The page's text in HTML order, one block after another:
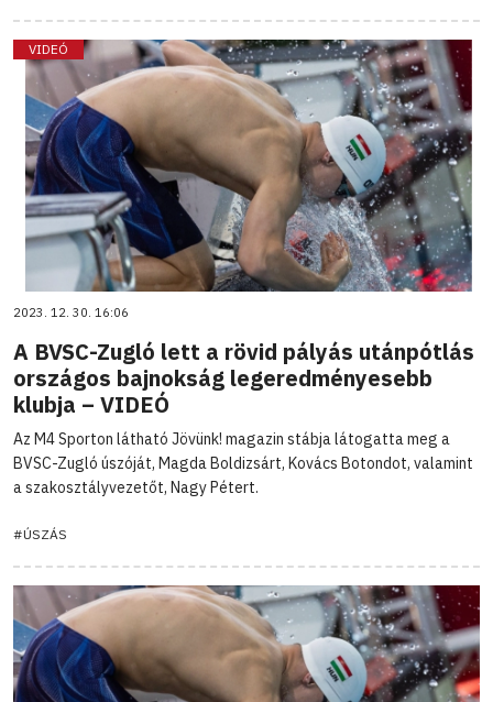
VIDEÓ
2023. 12. 30. 16:06
A BVSC-Zugló lett a rövid pályás utánpótlás
országos bajnokság legeredményesebb
klubja – VIDEÓ
Az M4 Sporton látható Jövünk! magazin stábja látogatta meg a
BVSC-Zugló úszóját, Magda Boldizsárt, Kovács Botondot, valamint
a szakosztályvezetőt, Nagy Pétert.
#ÚSZÁS